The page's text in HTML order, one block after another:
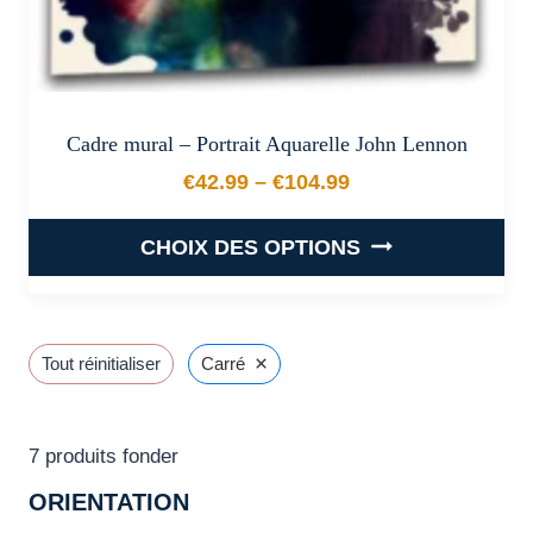
produit
Cadre mural – Portrait Aquarelle John Lennon
€42.99 – €104.99
Plage de prix : €42.99 à
CHOIX DES OPTIONS
a
plusieurs
Tout réinitialiser Carré ×
7 produits fonder
ORIENTATION